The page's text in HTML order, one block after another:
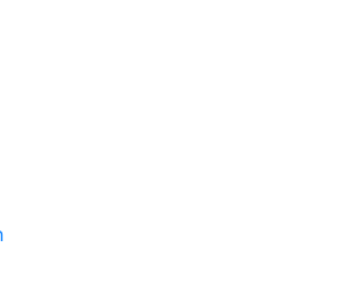
igrač završio sezon...
ste pasoš usred odmora?